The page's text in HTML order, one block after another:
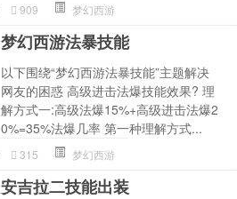
909 梦幻西游
梦幻西游法暴技能
以下围绕“梦幻西游法暴技能”主题解决
网友的困惑 高级进击法爆技能效果? 理
解方式一:高级法爆15%+高级进击法爆2
0%=35%法爆几率 第一种理解方式...
315 梦幻西游
安吉拉二技能出装